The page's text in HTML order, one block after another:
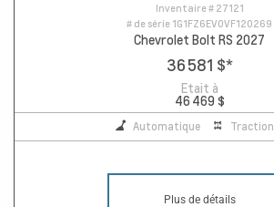
Inventaire # 27121
# de série 1G1FZ6EV0VF120269
Chevrolet Bolt RS 2027
36 581 $*
Etait à
46 469 $
Automatique Traction
Plus de détails